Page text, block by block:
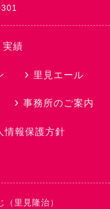
実績
里見エール
事務所のご案内
情報保護方針
（里見隆治）